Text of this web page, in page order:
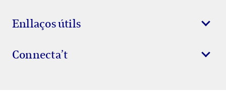
Enllaços útils
Connecta’t